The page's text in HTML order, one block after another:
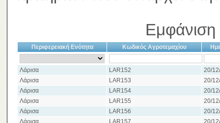
Περιφερειακή Ενότητα Κωδικός Αγροτεμαχίου
Λάρισα LAR152
20/
Λάρισα
LAR153
20/
Λάρισα
LAR154
20/
Λάρισα
LAR155
20/
Λάρισα
LAR156
20/